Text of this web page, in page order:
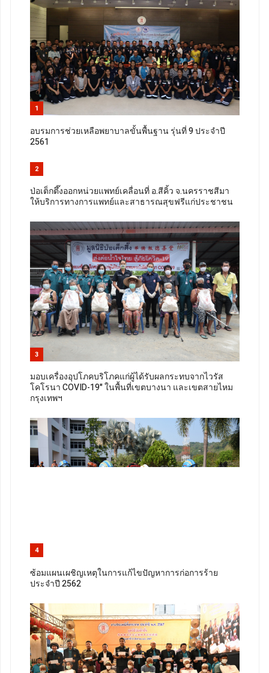
1
อบรมการช่วยเหลือพยาบาลขั้นพื้นฐาน รุ่นที่ 9 ประจำปี
2561
2
ป่อเต็กตึ๊งออกหน่วยแพทย์เคลื่อนที่ อ.สีคิ้ว จ.นครราชสีมา
ให้บริการทางการแพทย์และสาธารณสุขฟรีแก่ประชาชน
3
มอบเครื่องอุปโภคบริโภคแก่ผู้ได้รับผลกระทบจากไวรัส
โคโรนา COVID-19" ในพื้นที่เขตบางนา และเขตสายไหม
กรุงเทพฯ
4
ซ้อมแผนเผชิญเหตุในการแก้ไขปัญหาการก่อการร้าย
ประจำปี 2562